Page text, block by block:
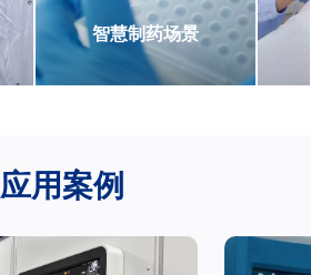
智慧制药场景
应用案例